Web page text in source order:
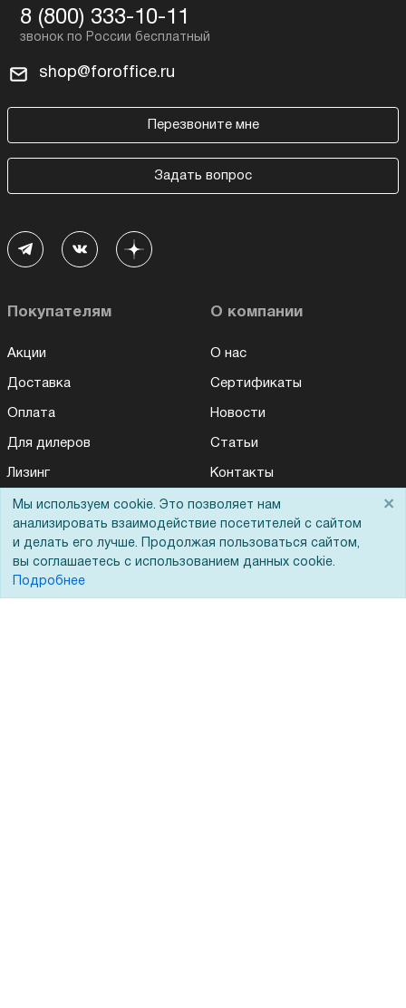
8 (800) 333-10-11
shop@foroffice.ru
Перезвоните мне
Задать вопрос
Покупателям
Акции
Доставка
Оплата
Для дилеров
Лизинг
Кредитование
Госучреждениям
Тендеры
О компании
О нас
Сертификаты
Новости
Статьи
Контакты
Демопоказ
Мы используем cookie. Это позволяет нам
анализировать взаимодействие посетителей с сайтом
и делать его лучше. Продолжая пользоваться сайтом,
вы соглашаетесь с использованием данных cookie.
Подробнее
×